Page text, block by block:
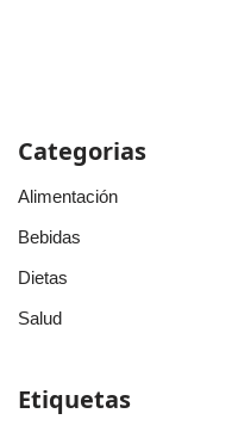
Categorias
Alimentación
Bebidas
Dietas
Salud
Etiquetas